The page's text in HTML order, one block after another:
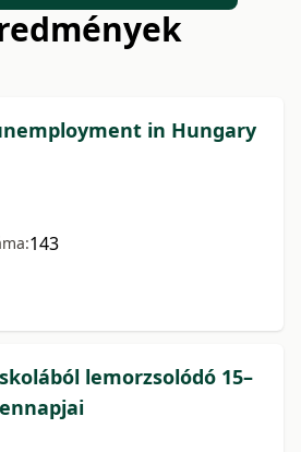
in Hungary
143
lemorzsolódó 15–